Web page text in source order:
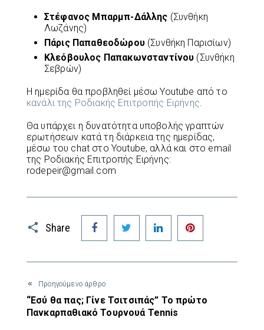
Στέφανος Μπαρμπ-Δάλλης (Συνθήκη
Λωζάνης)
Πάρις Παπαθεοδώρου(Συνθήκη Παρισίων)
Κλεόβουλος Παπακωνσταντίνου (Συνθήκη
Σεβρών)
Η ημερίδα θα προβληθεί μέσω Youtube από το
κανάλι της Ροδιακής Επιτροπής Ειρήνης
Θα υπάρχει η δυνατότητα υποβολής γραπτών
ερωτήσεων κατά τη διάρκεια της ημερίδας,
μέσω του chat στο Youtube, αλλά και στο email
της Ροδιακής Επιτροπής Ειρήνης:
rodepeir@gmail.com
Share
Facebook Twitter LinkedIn
Προηγούμενο άρθρο
“Εσύ θα πας; Γίνε Τσιτσιπάς” Το πρώτο
Πανκαρπαθιακό Τουρνουά Tennis